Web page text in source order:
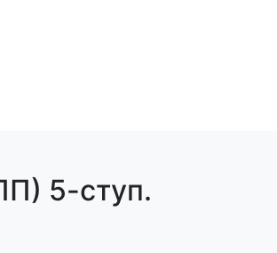
5-ступ.